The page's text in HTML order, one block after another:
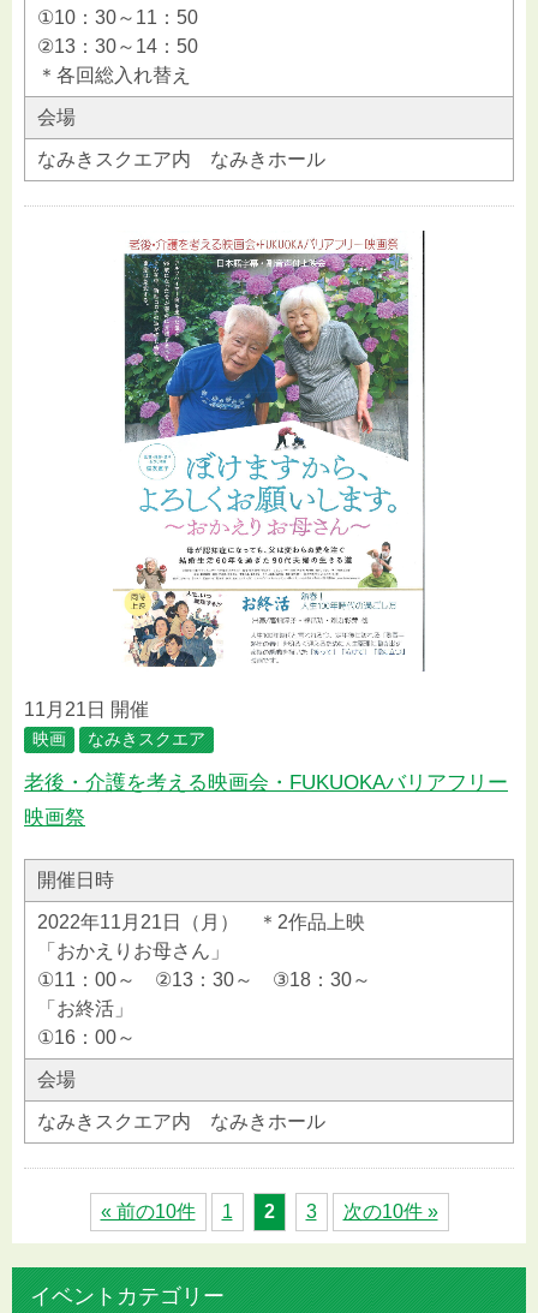
①10：30～11：50
②13：30～14：50
＊各回総入れ替え
会場
なみきスクエア内 なみきホール
11月21日 開催
映画 なみきスクエア
老後・介護を考える映画会・FUKUOKAバリアフリー
映画祭
開催日時
2022年11月21日（月） ＊2作品上映
「おかえりお母さん」
①11：00～ ②13：30～ ③18：30～
「お終活」
①16：00～
会場
なみきスクエア内 なみきホール
« 前の10件 1 2 3 次の10件 »
イベントカテゴリー